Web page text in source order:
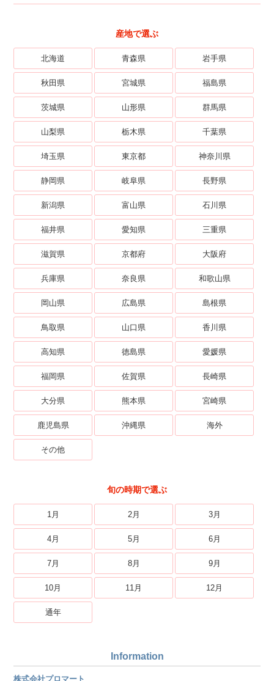
産地で選ぶ
北海道 青森県 岩手県
秋田県 宮城県 福島県
茨城県 山形県 群馬県
山梨県 栃木県 千葉県
埼玉県 東京都 神奈川県
静岡県 岐阜県 長野県
新潟県 富山県 石川県
福井県 愛知県 三重県
滋賀県 京都府 大阪府
兵庫県 奈良県 和歌山県
岡山県 広島県 島根県
鳥取県 山口県 香川県
高知県 徳島県 愛媛県
福岡県 佐賀県 長崎県
大分県 熊本県 宮崎県
鹿児島県 沖縄県 海外
その他
旬の時期で選ぶ
1月 2月 3月
4月 5月 6月
7月 8月 9月
10月 11月 12月
通年
Information
株式会社プロマート